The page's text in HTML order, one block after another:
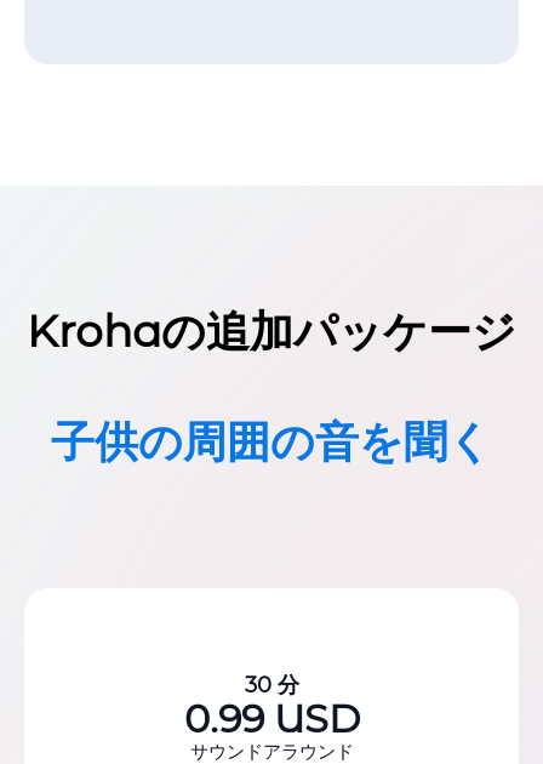
Krohaの追加パッケージ
子供の周囲の音を聞く
30 分
0.99 USD
サウンドアラウンド